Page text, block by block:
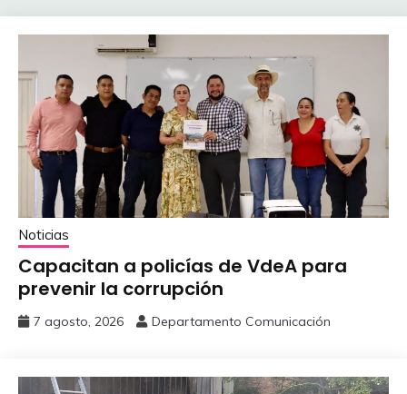
Noticias
Capacitan a policías de VdeA ‎para
prevenir la corrupción
7 agosto, 2026 Departamento Comunicación